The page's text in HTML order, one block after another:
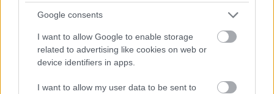
Google consents
I want to allow Google to enable storage
related to advertising like cookies on web or
device identifiers in apps.
I want to allow my user data to be sent to
ΥΠΕΣ: Προγραμματισμός προσλήψεων
2027 - Παρατείνεται το Β' Στάδιο